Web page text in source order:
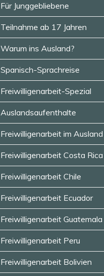
Für Junggebliebene
Teilnahme ab 17 Jahren
Warum ins Ausland?
Spanisch-Sprachreise
Freiwilligenarbeit-Spezial
Auslandsaufenthalte
Freiwilligenarbeit im Ausland
Freiwilligenarbeit Costa Rica
Freiwilligenarbeit Chile
Freiwilligenarbeit Ecuador
Freiwilligenarbeit Guatemala
Freiwilligenarbeit Peru
Freiwilligenarbeit Bolivien